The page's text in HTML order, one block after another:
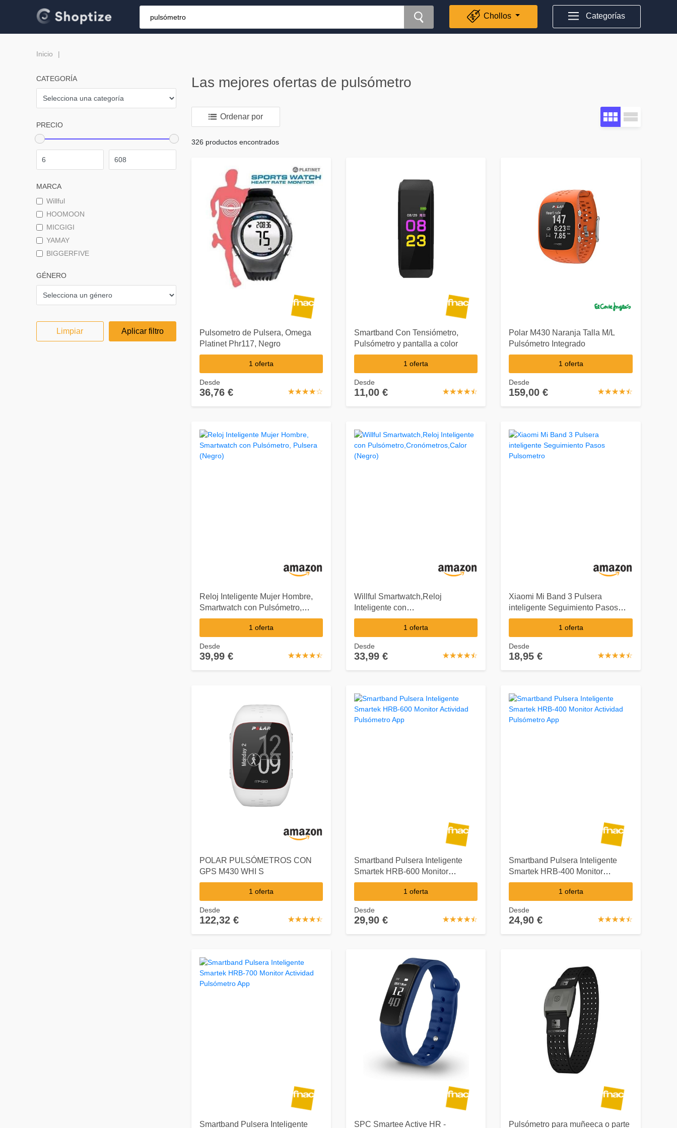
Chollos Categorías
Inicio
CATEGORÍA
PRECIO
MARCA
Willful
HOOMOON
MICGIGI
YAMAY
BIGGERFIVE
GÉNERO
Limpiar Aplicar filtro
Las mejores ofertas de pulsómetro
Ordenar por
326 productos encontrados
Pulsometro de Pulsera, Omega
Platinet Phr117, Negro
1 oferta
☆☆☆☆☆
★★★★★
Desde
36,76 €
Smartband Con Tensiómetro,
Pulsómetro y pantalla a color
1 oferta
☆☆☆☆☆
★★★★★
Desde
11,00 €
Polar M430 Naranja Talla M/L
Pulsómetro Integrado
1 oferta
☆☆☆☆☆
★★★★★
Desde
159,00 €
Reloj Inteligente Mujer Hombre,
Smartwatch con Pulsómetro,
Pulsera (Negro)
1 oferta
☆☆☆☆☆
★★★★★
Desde
39,99 €
Willful Smartwatch,Reloj
Inteligente con
Pulsómetro,Cronómetros,Calor
1 oferta
☆☆☆☆☆
★★★★★
Desde
33,99 €
Xiaomi Mi Band 3 Pulsera
inteligente Seguimiento Pasos
Pulsometro
1 oferta
☆☆☆☆☆
★★★★★
Desde
18,95 €
POLAR PULSÓMETROS CON
GPS M430 WHI S
1 oferta
☆☆☆☆☆
★★★★★
Desde
122,32 €
Smartband Pulsera Inteligente
Smartek HRB-600 Monitor
Actividad Pulsómetro App
1 oferta
☆☆☆☆☆
★★★★★
Desde
29,90 €
Smartband Pulsera Inteligente
Smartek HRB-400 Monitor
Actividad Pulsómetro App
1 oferta
☆☆☆☆☆
★★★★★
Desde
24,90 €
Smartband Pulsera Inteligente SPC Smartee Active HR - Pulsómetro para muñeeca o parte